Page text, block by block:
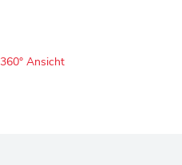
360° Ansicht